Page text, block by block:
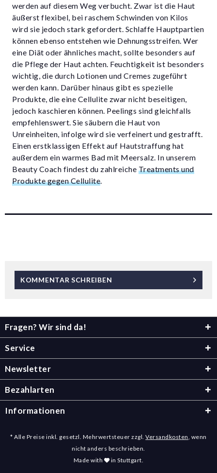
werden auf diesem Weg verbucht. Zwar ist die Haut
äußerst flexibel, bei raschem Schwinden von Kilos
wird sie jedoch stark gefordert. Schlaffe Hauptpartien
können ebenso entstehen wie Dehnungsstreifen. Wer
eine Diät oder ähnliches macht, sollte besonders auf
die Pflege der Haut achten. Feuchtigkeit ist besonders
wichtig, die durch Lotionen und Cremes zugeführt
werden kann. Darüber hinaus gibt es spezielle
Produkte, die eine Cellulite zwar nicht beseitigen,
jedoch kaschieren können. Peelings sind gleichfalls
empfehlenswert. Sie säubern die Haut von
Unreinheiten, infolge wird sie verfeinert und gestrafft.
Einen erstklassigen Effekt auf Hautstraffung hat
außerdem ein warmes Bad mit Meersalz. In unserem
Beauty Coach findest du zahlreiche Treatments und
Produkte gegen Cellulite
KOMMENTAR SCHREIBEN
Fragen? Wir sind da!
Service
Newsletter
Bezahlarten
Informationen
* Alle Preise inkl. gesetzl. Mehrwertsteuer zzgl.Versandkosten , wenn
nicht anders beschrieben.
Made with
in Stuttgart.